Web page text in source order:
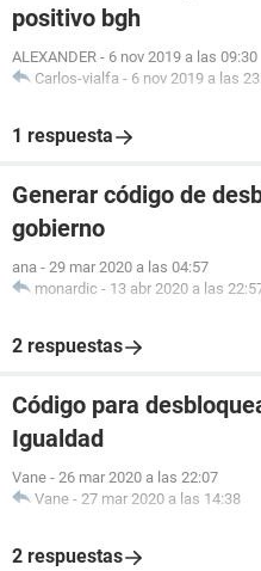
positivo bgh
ALEXANDER - 6 nov 2019 a las 09:30
Carlos-vialfa - 6 nov 2019 a las
1 respuesta
Generar código de
gobierno
ana - 29 mar 2020 a las 04:57
monardic - 13 abr 2020 a las
2 respuestas
Código para
Igualdad
Vane - 26 mar 2020 a las 22:07
Vane - 27 mar 2020 a las 14:38
2 respuestas